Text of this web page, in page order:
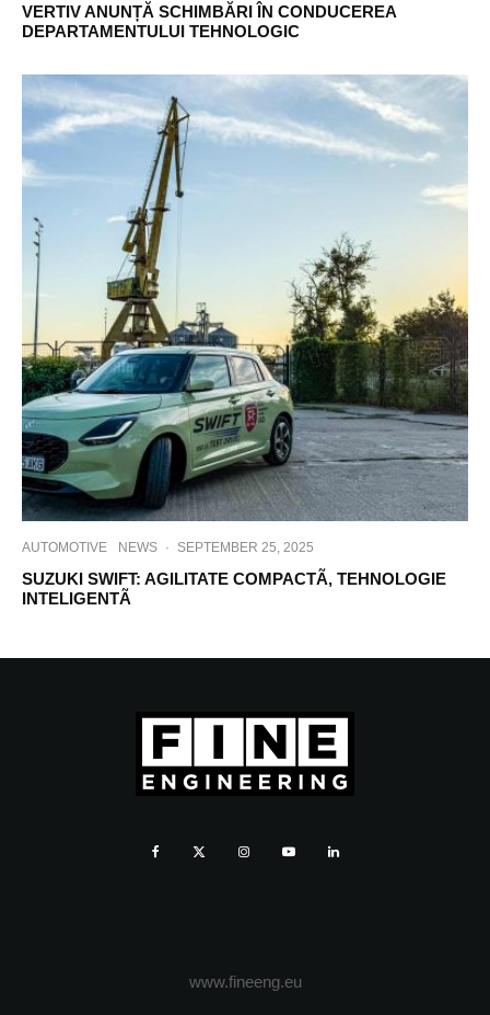
VERTIV ANUNȚĂ SCHIMBĂRI ÎN CONDUCEREA
DEPARTAMENTULUI TEHNOLOGIC
AUTOMOTIVE NEWS · SEPTEMBER 25, 2025
SUZUKI SWIFT: AGILITATE COMPACTÃ, TEHNOLOGIE
INTELIGENTÃ
www.fineeng.eu